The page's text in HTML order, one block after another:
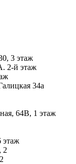
3 этаж
2-й этаж
34а
64В, 1 этаж
этаж
2